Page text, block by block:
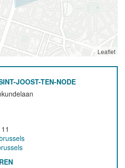
Leaflet
JOOST-TEN-NODE